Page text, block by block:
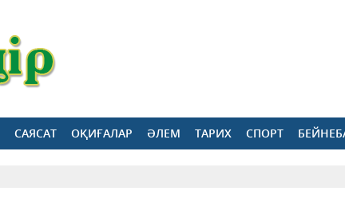
САЯСАТ ОҚИҒАЛАР ӘЛЕМ ТАРИХ СПОРТ